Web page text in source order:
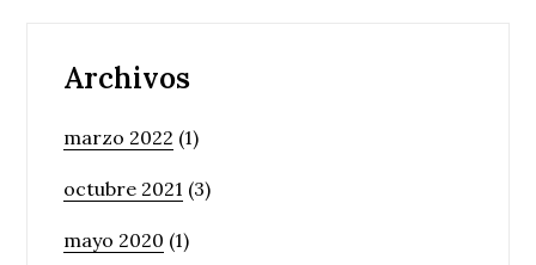
Archivos
marzo 2022 (1)
octubre 2021 (3)
mayo 2020 (1)